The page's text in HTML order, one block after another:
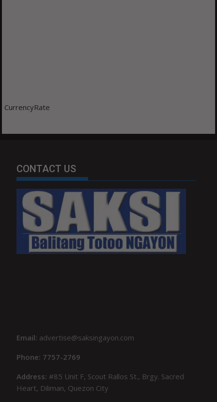
CurrencyRate
CONTACT US
Email: advertise@saksingayon.com
Phone: 7757-2769
Address:#85 Unit F, Scout Rallos St., Brgy. Sacred
Heart, Diliman, Quezon City